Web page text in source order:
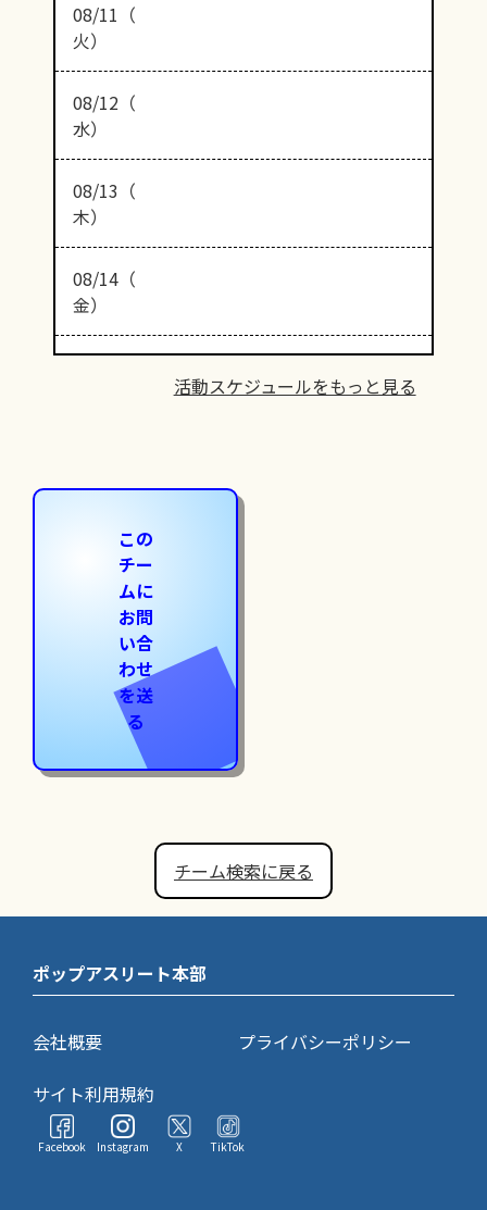
08/11（
火）
08/12（
水）
08/13（
木）
08/14（
金）
活動スケジュールをもっと見る
この
チー
ムに
お問
い合
わせ
を送
る
チーム検索に戻る
ポップアスリート本部
会社概要
プライバシーポリシー
サイト利用規約
Facebook Instagram X TikTok